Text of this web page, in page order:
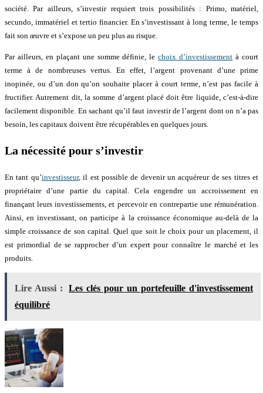
société. Par ailleurs, s’investir requiert trois possibilités : Primo, matériel,
secundo, immatériel et tertio financier. En s’investissant à long terme, le temps
fait son œuvre et s’expose un peu plus au risque.
Par ailleurs, en plaçant une somme définie, lechoix d’investissement à court
terme à de nombreuses vertus. En effet, l’argent provenant d’une prime
inopinée, ou d’un don qu’on souhaite placer à court terme, n’est pas facile à
fructifier. Autrement dit, la somme d’argent placé doit être liquide, c’est-à-dire
facilement disponible. En sachant qu’il faut investir de l’argent dont on n’a pas
besoin, les capitaux doivent être récupérables en quelques jours.
La nécessité pour s’investir
En tant qu’investisseur, il est possible de devenir un acquéreur de ses titres et
propriétaire d’une partie du capital. Cela engendre un accroissement en
finançant leurs investissements, et percevoir en contrepartie une rémunération.
Ainsi, en investissant, on participe à la croissance économique au-delà de la
simple croissance de son capital. Quel que soit le choix pour un placement, il
est primordial de se rapprocher d’un expert pour connaître le marché et les
produits.
Lire Aussi :
Les clés pour un portefeuille d'investissement
équilibré